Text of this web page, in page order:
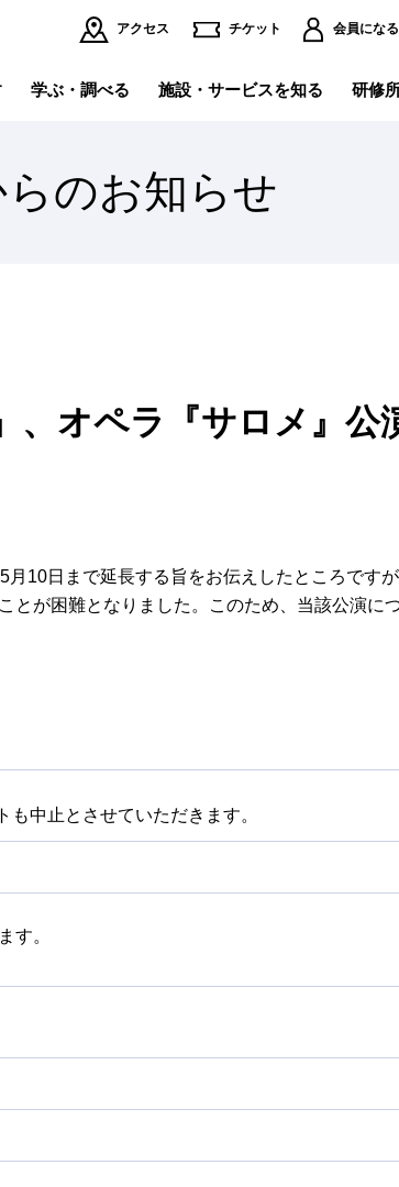
アクセス チケット 会員になる
演劇
はじめての新国立劇
学ぶ・調べる
公演記録データベース
施設・サービスを知る
の
劇場使用のお申し込
研修
個人賛助会員になる 法人賛助会員になる
運営理念
のお知らせ
、オペラ『サロメ』公
5月 10日まで延長する旨をお伝えしたところです
が困難となりました。このため、当該公演に
も中止とさせていただきます。
す。